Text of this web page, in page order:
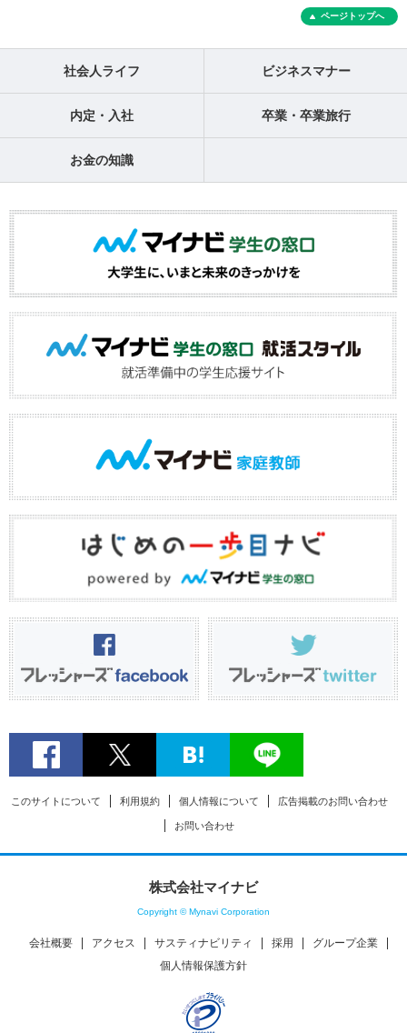
ページトップへ
社会人ライフ ビジネスマナー
内定・入社 卒業・卒業旅行
お金の知識
このサイトについて 利用規約 個人情報について 広告掲載のお問い合わせ
お問い合わせ
株式会社マイナビ
Copyright © Mynavi Corporation
会社概要 アクセス サスティナビリティ 採用
グループ企業
個人情報保護方針